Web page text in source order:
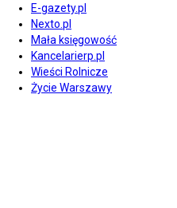
E-gazety.pl
Nexto.pl
Mała księgowość
Kancelarierp.pl
Wieści Rolnicze
Życie Warszawy